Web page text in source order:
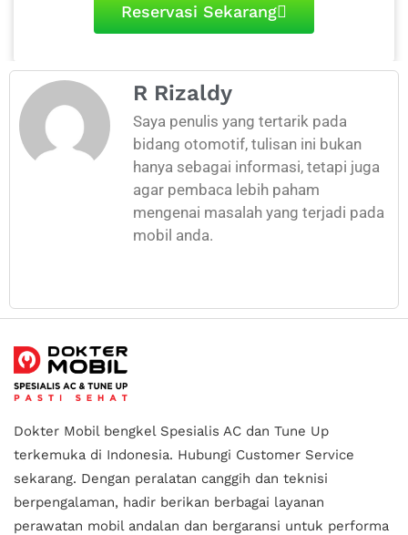
Reservasi Sekarang
R Rizaldy
Saya penulis yang tertarik pada
bidang otomotif, tulisan ini bukan
hanya sebagai informasi, tetapi juga
agar pembaca lebih paham
mengenai masalah yang terjadi pada
mobil anda.
Dokter Mobil bengkel Spesialis AC dan Tune Up
terkemuka di Indonesia. Hubungi Customer Service
sekarang. Dengan peralatan canggih dan teknisi
berpengalaman, hadir berikan berbagai layanan
perawatan mobil andalan dan bergaransi untuk performa